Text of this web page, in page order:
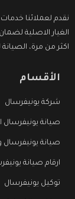
نقدم لعملائنا
الغيار الاصلية
اكثر من مرة،
الأقسام
شركة يونيفرسال
صيانة يونيفرسال
صيانة يونيفرسال
ارقام صيانة
توكيل يونيفرسال